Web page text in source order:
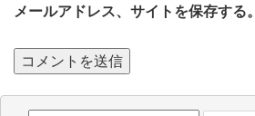
メールアドレス、サイトを保存する。